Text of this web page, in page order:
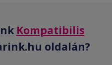
Kompatibilis
oldalán?